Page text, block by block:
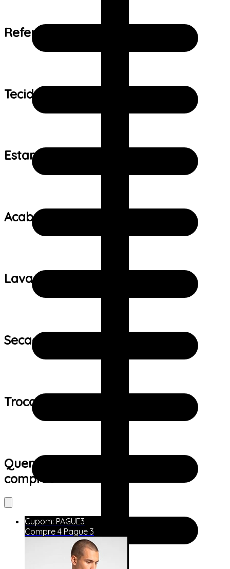
Referência de tamanho:
Tecido:
Estampa:
Acabamento:
Lavagem:
Secagem:
Trocas e devoluções:
Quem viu este produto também
comprou